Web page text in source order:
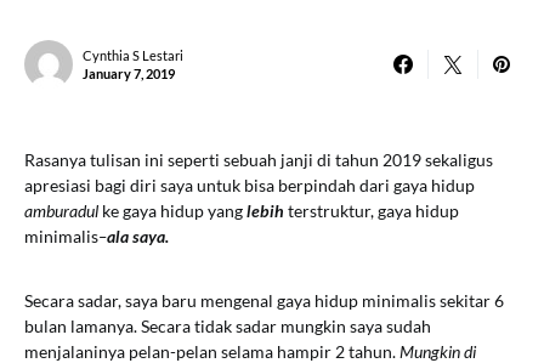
Cynthia S Lestari
January 7, 2019
Rasanya tulisan ini seperti sebuah janji di tahun 2019 sekaligus
apresiasi bagi diri saya untuk bisa berpindah dari gaya hidup
amburadul ke gaya hidup yanglebih terstruktur, gaya hidup
minimalis–ala saya.
Secara sadar, saya baru mengenal gaya hidup minimalis sekitar 6
bulan lamanya. Secara tidak sadar mungkin saya sudah
menjalaninya pelan-pelan selama hampir 2 tahun.Mungkin di